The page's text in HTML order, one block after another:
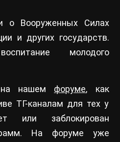
о Вооруженных Силах
и других государств.
молодого
на нашем форуме, как
ТГ-каналам для тех у
или заблокирован
На форуме уже